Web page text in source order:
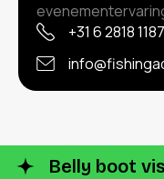
+31 6 2818 1187
Belly boot